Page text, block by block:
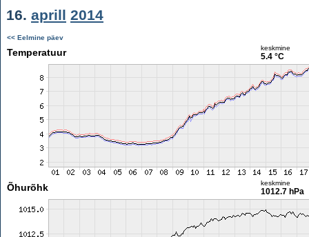
16. aprill 2014
<< Eelmine päev
Temperatuur keskmine
5.4 °C
Õhurõhk keskmine
1012.7 hPa